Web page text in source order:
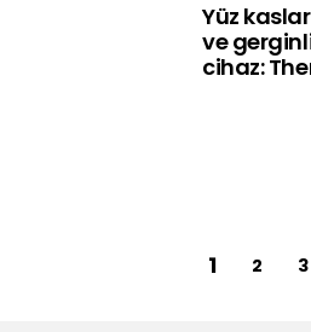
Yüz
ve
cihaz:
1 2 3